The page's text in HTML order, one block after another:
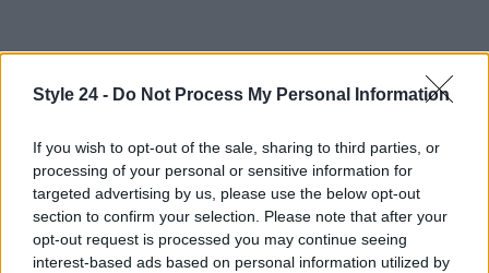
Style 24 - Do Not Process My Personal Information
If you wish to opt-out of the sale, sharing to third parties, or
processing of your personal or sensitive information for
targeted advertising by us, please use the below opt-out
section to confirm your selection. Please note that after your
opt-out request is processed you may continue seeing
interest-based ads based on personal information utilized by
Continua a leggere
ALIMENTAZIONE